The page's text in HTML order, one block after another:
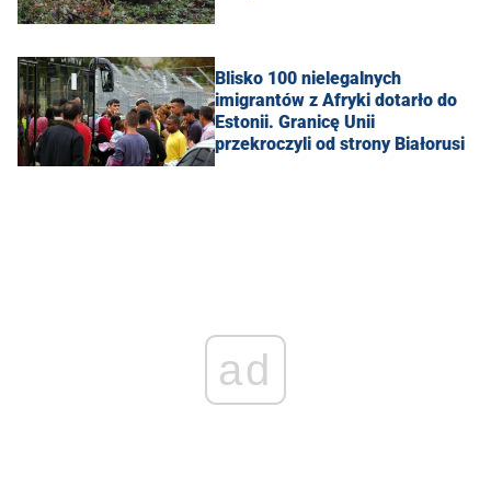
Blisko 100 nielegalnych
imigrantów z Afryki dotarło do
Estonii. Granicę Unii
przekroczyli od strony Białorusi
ad